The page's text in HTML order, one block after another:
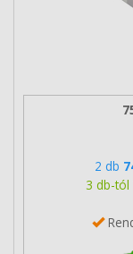
2 db
3 db-tól